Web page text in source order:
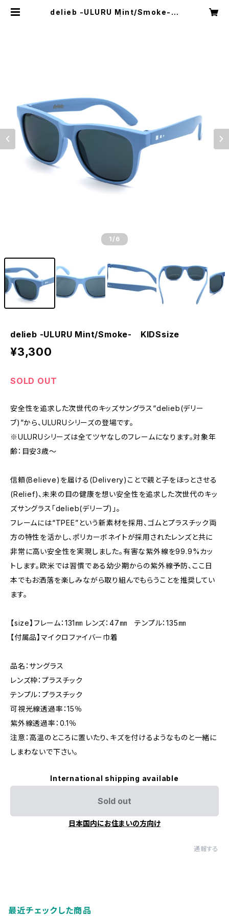
delieb -ULURU Mint/Smoke-
1 /6
delieb -ULURU Mint/Smoke- KIDSsize
¥3,300
SOLD OUT
安全性を追求した次世代のキッズサングラス“delieb(デリー
ブ)”から、ULURUシリーズの登場です。
※ULURUシリーズは全てツヤなしのフレームになります。対象年
齢：目安3歳～
信頼(Believe)を届ける(Delivery)ことで親と子をほっとさせる
(Relief)、未来の目の健康を想い安全性を追求した次世代のキッ
ズサングラス「delieb(デリーブ)」。
フレームには“TPEE”という新素材を採用、ゴムとプラスチック両
方の特性を活かし、ポリカーボネイトが採用されたレンズと共に
非常に高い安全性を実現しました。有害な紫外線を99.9%カッ
トします。欧米では習慣である幼少期からの紫外線予防、ここ日
本でもお洒落を楽しみながら取り組んでもらうことを推奨してい
ます。
【size】フレーム：131㎜ レンズ：47㎜ テンプル：135㎜
【付属品】マイクロファイバー巾着
品名：サングラス
レンズ枠：プラスチック
テンプル：プラスチック
可視光線透過率：15％
紫外線透過率：0.1％
注意：高温のところに置いたり、キズを付けるようなものと一緒に
しまわないで下さい。
International shipping available
Sold out
日本国内にお住まいの方向け
通報する
最近チェックした商品